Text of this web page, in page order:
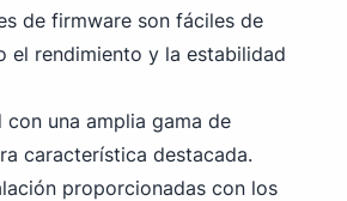
de firmware son fáciles de
el rendimiento y la estabilidad
una amplia gama de
característica destacada.
proporcionadas con los